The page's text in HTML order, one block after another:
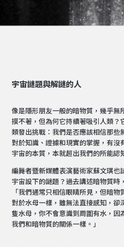
宇宙謎題與解謎的人
像是隱形朋友一般的暗物質，幾乎無
摸不著，但為何它持續著吸引人類？
類發出挑戰：我們是否應該相信那些
對於知識、證據和現實的掌握，有沒
宇宙的本質，本就超出我們的所能認
編舞者暨新媒體表演藝術家蘇文琪也
宇宙設下的謎題？過去講述暗物質時
「我們通常只相信眼睛所見，但暗
對於水母一樣，雖無法直接感知，卻
隻水母，你不會意識到周圍有水，因
我們和暗物質的關係一樣。」